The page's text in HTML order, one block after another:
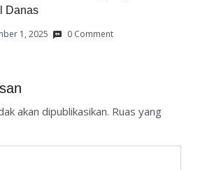
Danas
1, 2025 0 Comment
akan dipublikasikan. Ruas yang